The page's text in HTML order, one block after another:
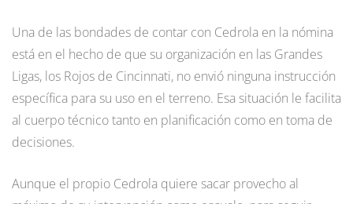
Una de las bondades de contar con Cedrola en la nómina
está en el hecho de que su organización en las Grandes
Ligas, los Rojos de Cincinnati, no envió ninguna instrucción
específica para su uso en el terreno. Esa situación le facilita
al cuerpo técnico tanto en planificación como en toma de
decisiones.
Aunque el propio Cedrola quiere sacar provecho al